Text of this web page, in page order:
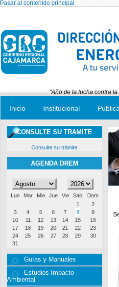
Pasar al contenido principal
"Año de la lucha contra
Inicio Institucional
CONSULTE SU TRAMITE
Consulte su trámite
AGENDA DREM
Lun Mar Mie Jue Vie Sab
Dom
1
2
3
4 5 6 7 8
9
10
11 12 13 14 15
16
17
18 19 20 21 22
23
24
25 26 27 28 29
30
31
Guías y Manuales
Estudios Impacto
Ambiental